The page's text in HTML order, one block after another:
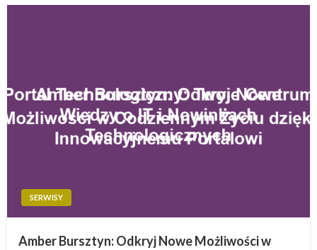
SERWISY
Amber Bursztyn: Odkryj Nowe Możliwości w